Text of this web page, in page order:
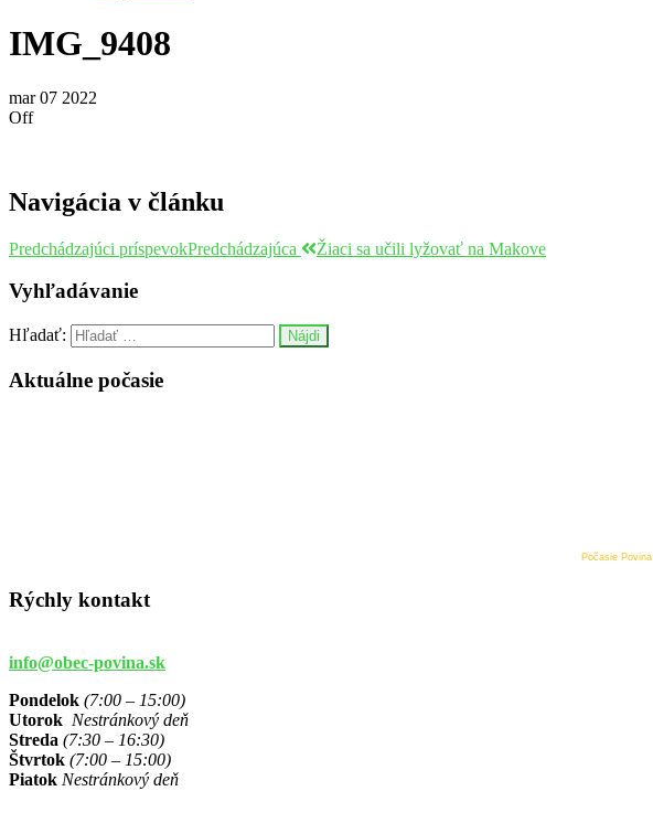
IMG_9408
mar07 2022
Off
Navigácia v článku
Predchádzajúci príspevokPredchádzajúca Žiaci sa učili lyžovať na Makove
Vyhľadávanie
Hľadať:
Aktuálne počasie
Počasie Povina
Rýchly kontakt
info@obec-povina.sk
Pondelok (7:00 – 15:00)
Utorok Nestránkový deň
Streda (7:30 – 16:30)
Štvrtok (7:00 – 15:00)
Piatok Nestránkový deň